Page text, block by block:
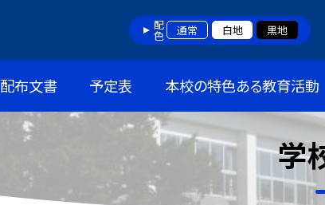
配色 通常 白地 黒地
配布文書 予定表 本校の特色ある教育活動
学